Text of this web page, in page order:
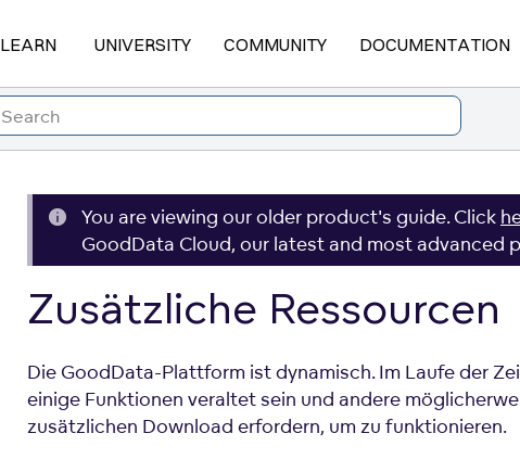
LEARN UNIVERSITY COMMUNITY DOCUMENTATION
You are viewing our older product's guide. Click
GoodData Cloud, our latest and most advanced
Zusätzliche Ressourcen
Die GoodData-Plattform ist dynamisch. Im Laufe der
einige Funktionen veraltet sein und andere
zusätzlichen Download erfordern, um zu funktionieren.